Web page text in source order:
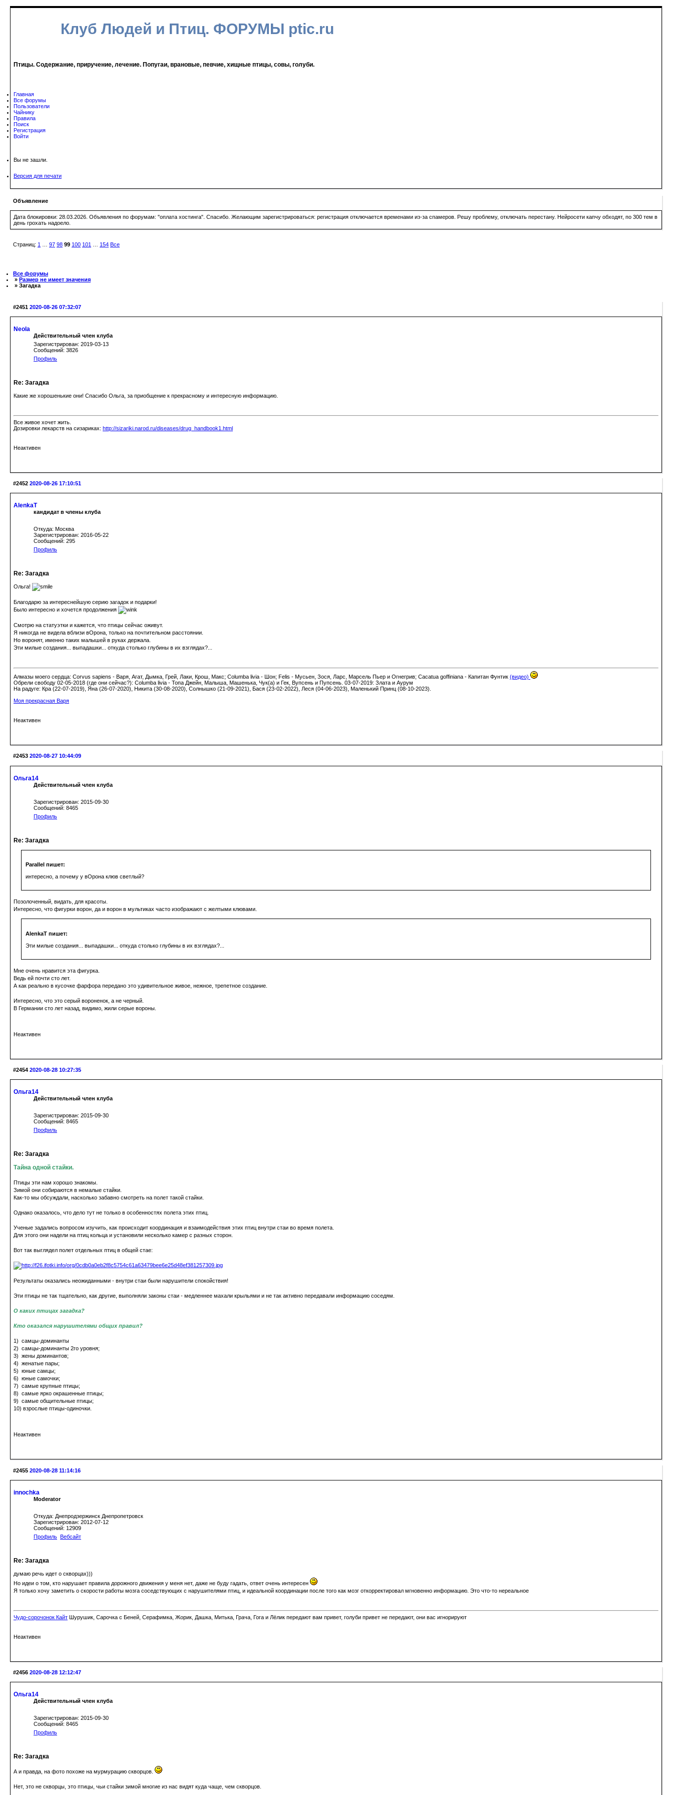
Клуб Людей и Птиц. ФОРУМЫ ptic.ru
Птицы. Содержание, приручение, лечение. Попугаи, врановые, певчие, хищные птицы, совы, голуби.
Главная
Все форумы
Пользователи
Чайнику
Правила
Поиск
Регистрация
Войти
Вы не зашли.
Версия для печати
Объявление
Дата блокировки: 28.03.2026. Объявления по форумам: "оплата хостинга". Спасибо. Желающим зарегистрироваться: регистрация отключается временами из-за спамеров. Решу проблему, отключать перестану. Нейросети капчу обходят, по 300 тем в
день грохать надоело.
Страниц: 1 … 97 98 99 100 101 … 154 Все
Все форумы
» Размер не имеет значения
» Загадка
#2451 2020-08-26 07:32:07
Neola
Действительный член клуба
Зарегистрирован: 2019-03-13
Сообщений: 3826
Профиль
Re: Загадка
Какие же хорошенькие они! Спасибо Ольга, за приобщение к прекрасному и интересную информацию.
Все живое хочет жить.
Дозировки лекарств на сизариках: http://sizariki.narod.ru/diseases/drug_handbook1.html
Неактивен
#2452 2020-08-26 17:10:51
AlenkaT
кандидат в члены клуба
Откуда: Москва
Зарегистрирован: 2016-05-22
Сообщений: 295
Профиль
Re: Загадка
Ольга!
Благодарю за интереснейшую серию загадок и подарки!
Было интересно и хочется продолжения
Смотрю на статуэтки и кажется, что птицы сейчас оживут.
Я никогда не видела вблизи вОрона, только на почтительном расстоянии.
Но воронят, именно таких малышей в руках держала.
Эти милые создания... выпадашки... откуда столько глубины в их взглядах?...
Алмазы моего сердца: Corvus sapiens - Варя, Агат, Дымка, Грей, Лаки, Крош, Макс; Columba livia - Шон; Felis - Мусьен, Зося, Ларс, Марсель Пьер и Огнегрив; Cacatua goffiniana - Капитан Фунтик (видео)
Обрели свободу 02-05-2018 (где они сейчас?): Columba livia - Топа Джейн, Малыша, Машенька, Чук(а) и Гек, Вупсень и Пупсень. 03-07-2019: Злата и Аурум
На радуге: Кра (22-07-2019), Яна (26-07-2020), Никита (30-08-2020), Солнышко (21-09-2021), Бася (23-02-2022), Леся (04-06-2023), Маленький Принц (08-10-2023).
Моя прекрасная Варя
Неактивен
#2453 2020-08-27 10:44:09
Ольга14
Действительный член клуба
Зарегистрирован: 2015-09-30
Сообщений: 8465
Профиль
Re: Загадка
Parallel пишет:
интересно, а почему у вОрона клюв светлый?
Позолоченный, видать, для красоты.
Интересно, что фигурки ворон, да и ворон в мультиках часто изображают с желтыми клювами.
AlenkaT пишет:
Эти милые создания... выпадашки... откуда столько глубины в их взглядах?...
Мне очень нравится эта фигурка.
Ведь ей почти сто лет.
А как реально в кусочке фарфора передано это удивительное живое, нежное, трепетное создание.
Интересно, что это серый вороненок, а не черный.
В Германии сто лет назад, видимо, жили серые вороны.
Неактивен
#2454 2020-08-28 10:27:35
Ольга14
Действительный член клуба
Зарегистрирован: 2015-09-30
Сообщений: 8465
Профиль
Re: Загадка
Тайна одной стайки.
Птицы эти нам хорошо знакомы.
Зимой они собираются в немалые стайки.
Как-то мы обсуждали, насколько забавно смотреть на полет такой стайки.
Однако оказалось, что дело тут не только в особенностях полета этих птиц.
Ученые задались вопросом изучить, как происходит координация и взаимодействия этих птиц внутри стаи во время полета.
Для этого они надели на птиц кольца и установили несколько камер с разных сторон.
Вот так выглядел полет отдельных птиц в общей стае:
Результаты оказались неожиданными - внутри стаи были нарушители спокойствия!
Эти птицы не так тщательно, как другие, выполняли законы стаи - медленнее махали крыльями и не так активно передавали информацию соседям.
О каких птицах загадка?
Кто оказался нарушителями общих правил?
1) самцы-доминанты
2) самцы-доминанты 2го уровня;
3) жены доминантов;
4) женатые пары;
5) юные самцы;
6) юные самочки;
7) самые крупные птицы;
8) самые ярко окрашенные птицы;
9) самые общительные птицы;
10) взрослые птицы-одиночки.
Неактивен
#2455 2020-08-28 11:14:16
innochka
Moderator
Откуда: Днепродзержинск Днепропетровск
Зарегистрирован: 2012-07-12
Сообщений: 12909
Профиль Вебсайт
Re: Загадка
думаю речь идет о скворцах)))
Но идеи о том, кто нарушает правила дорожного движения у меня нет, даже не буду гадать, ответ очень интересен
Я только хочу заметить о скорости работы мозга соседствующих с нарушителями птиц, и идеальной координации после того как мозг откорректировал мгновенно информацию. Это что-то нереальное
Чудо-сорочонок Кайт Шурушик, Сарочка с Беней, Серафимка, Жорик, Дашка, Митька, Грача, Гога и Лёлик передают вам привет, голуби привет не передают, они вас игнорируют
Неактивен
#2456 2020-08-28 12:12:47
Ольга14
Действительный член клуба
Зарегистрирован: 2015-09-30
Сообщений: 8465
Профиль
Re: Загадка
А и правда, на фото похоже на мурмурацию скворцов.
Нет, это не скворцы, это птицы, чьи стайки зимой многие из нас видят куда чаще, чем скворцов.